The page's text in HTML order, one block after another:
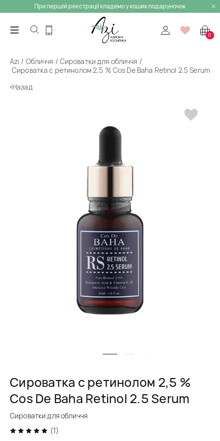
При першій реєстрації кладемо у кошик подаруночок
0
Azi Обличчя
Сироватки для обличчя
Сироватка с ретинолом 2,5 % Cos De Baha Retinol 2.5 Serum
Назад
Сироватка с ретинолом 2,5 %
Cos De Baha Retinol 2.5 Serum
Сироватки для обличчя
(1)